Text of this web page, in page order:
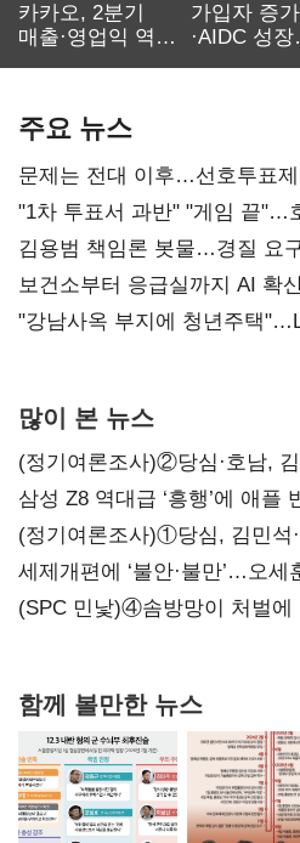
카카오, 2분기
매출·영업익 역대
가입자 증가
·AIDC 성
주요 뉴스
문제는 전대 이후…선호투표
불복'
"1차 투표서 과반" "게임 끝"…
김용범 책임론 봇물…경질 요
보건소부터 응급실까지 AI 확
"강남사옥 부지에 청년주택
많이 본 뉴스
(정기여론조사)②당심·호남,
삼성 Z8 역대급 ‘흥행’에 애플
대전’
(정기여론조사)①당심, 김민석
지지도 '50% 아래로'(종합)
세제개편에 ‘불안·불만’…오세
힘들어질 것"
(SPC 민낯)④솜방망이 처벌에
함께 볼만한 뉴스